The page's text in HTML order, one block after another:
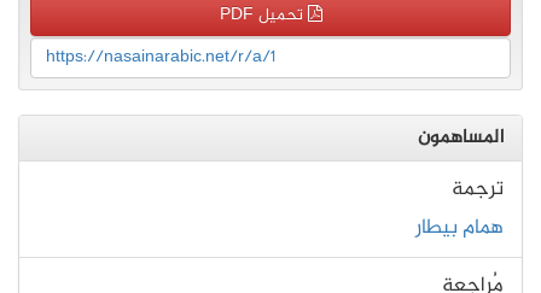
تحميل PDF
https://nasainarabic.net/r/a/1
المساهمون
ترجمة
همام بيطار
مُراجعة